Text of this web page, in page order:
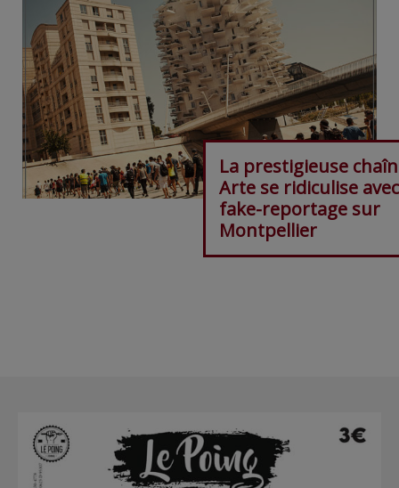
La prestigieuse
Arte se ridiculise
fake-reportage sur
Montpellier